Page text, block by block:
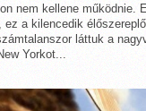
nem kellene működnie.
a kilencedik
láttuk a
Yorkot...